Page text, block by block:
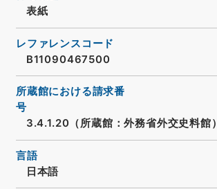
表紙
レファレンスコード
B11090467500
所蔵館における請求番
号
3.4.1.20（所蔵館：外務省外交史料館）
言語
日本語